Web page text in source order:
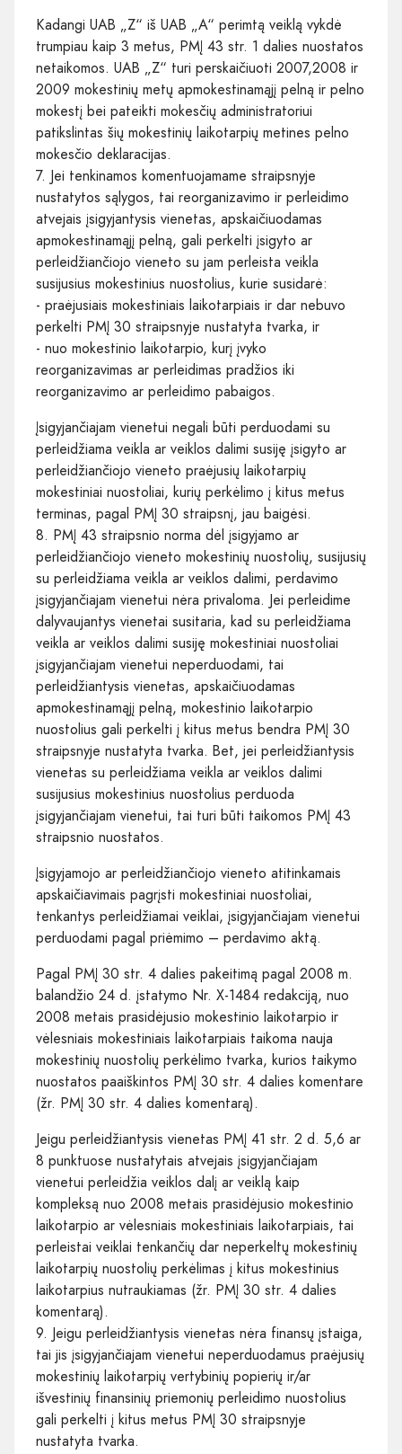
Kadangi UAB „Z“ iš UAB „A“ perimtą veiklą vykdė
trumpiau kaip 3 metus, PMĮ 43 str. 1 dalies nuostatos
netaikomos. UAB „Z“ turi perskaičiuoti 2007,2008 ir
2009 mokestinių metų apmokestinamąjį pelną ir pelno
mokestį bei pateikti mokesčių administratoriui
patikslintas šių mokestinių laikotarpių metines pelno
mokesčio deklaracijas.
7. Jei tenkinamos komentuojamame straipsnyje
nustatytos sąlygos, tai reorganizavimo ir perleidimo
atvejais įsigyjantysis vienetas, apskaičiuodamas
apmokestinamąjį pelną, gali perkelti įsigyto ar
perleidžiančiojo vieneto su jam perleista veikla
susijusius mokestinius nuostolius, kurie susidarė:
- praėjusiais mokestiniais laikotarpiais ir dar nebuvo
perkelti PMĮ 30 straipsnyje nustatyta tvarka, ir
- nuo mokestinio laikotarpio, kurį įvyko
reorganizavimas ar perleidimas pradžios iki
reorganizavimo ar perleidimo pabaigos.
Įsigyjančiajam vienetui negali būti perduodami su
perleidžiama veikla ar veiklos dalimi susiję įsigyto ar
perleidžiančiojo vieneto praėjusių laikotarpių
mokestiniai nuostoliai, kurių perkėlimo į kitus metus
terminas, pagal PMĮ 30 straipsnį, jau baigėsi.
8. PMĮ 43 straipsnio norma dėl įsigyjamo ar
perleidžiančiojo vieneto mokestinių nuostolių, susijusių
su perleidžiama veikla ar veiklos dalimi, perdavimo
įsigyjančiajam vienetui nėra privaloma. Jei perleidime
dalyvaujantys vienetai susitaria, kad su perleidžiama
veikla ar veiklos dalimi susiję mokestiniai nuostoliai
įsigyjančiajam vienetui neperduodami, tai
perleidžiantysis vienetas, apskaičiuodamas
apmokestinamąjį pelną, mokestinio laikotarpio
nuostolius gali perkelti į kitus metus bendra PMĮ 30
straipsnyje nustatyta tvarka. Bet, jei perleidžiantysis
vienetas su perleidžiama veikla ar veiklos dalimi
susijusius mokestinius nuostolius perduoda
įsigyjančiajam vienetui, tai turi būti taikomos PMĮ 43
straipsnio nuostatos.
Įsigyjamojo ar perleidžiančiojo vieneto atitinkamais
apskaičiavimais pagrįsti mokestiniai nuostoliai,
tenkantys perleidžiamai veiklai, įsigyjančiajam vienetui
perduodami pagal priėmimo – perdavimo aktą.
Pagal PMĮ 30 str. 4 dalies pakeitimą pagal 2008 m.
balandžio 24 d. įstatymo Nr. X-1484 redakciją, nuo
2008 metais prasidėjusio mokestinio laikotarpio ir
vėlesniais mokestiniais laikotarpiais taikoma nauja
mokestinių nuostolių perkėlimo tvarka, kurios taikymo
nuostatos paaiškintos PMĮ 30 str. 4 dalies komentare
(žr. PMĮ 30 str. 4 dalies komentarą).
Jeigu perleidžiantysis vienetas PMĮ 41 str. 2 d. 5,6 ar
8 punktuose nustatytais atvejais įsigyjančiajam
vienetui perleidžia veiklos dalį ar veiklą kaip
kompleksą nuo 2008 metais prasidėjusio mokestinio
laikotarpio ar vėlesniais mokestiniais laikotarpiais, tai
perleistai veiklai tenkančių dar neperkeltų mokestinių
laikotarpių nuostolių perkėlimas į kitus mokestinius
laikotarpius nutraukiamas (žr. PMĮ 30 str. 4 dalies
komentarą).
9. Jeigu perleidžiantysis vienetas nėra finansų įstaiga,
tai jis įsigyjančiajam vienetui neperduodamus praėjusių
mokestinių laikotarpių vertybinių popierių ir/ar
išvestinių finansinių priemonių perleidimo nuostolius
gali perkelti į kitus metus PMĮ 30 straipsnyje
nustatyta tvarka.